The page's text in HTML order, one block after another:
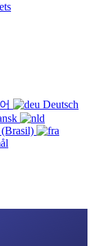
Deutsch